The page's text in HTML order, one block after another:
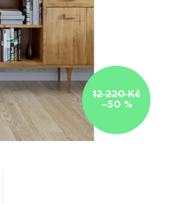
12 220 Kč
–50 %